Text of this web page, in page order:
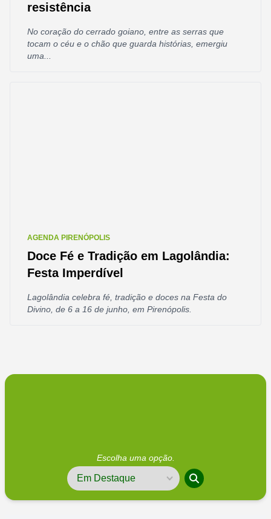
resistência
No coração do cerrado goiano, entre as serras que
tocam o céu e o chão que guarda histórias, emergiu
uma...
AGENDA PIRENÓPOLIS
Doce Fé e Tradição em Lagolândia:
Festa Imperdível
Lagolândia celebra fé, tradição e doces na Festa do
Divino, de 6 a 16 de junho, em Pirenópolis.
Escolha uma opção.